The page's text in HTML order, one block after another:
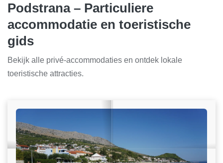
Podstrana – Particuliere
accommodatie en toeristische
gids
Bekijk alle privé-accommodaties en ontdek lokale
toeristische attracties.